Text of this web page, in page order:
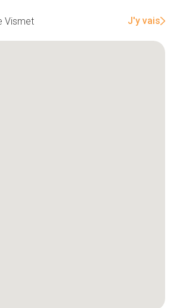
Vismet J'y vais